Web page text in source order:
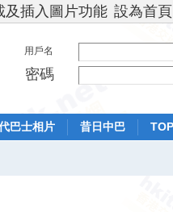
及插入圖片功能 設為首頁
用戶名
密碼
巴士相片 昔日中巴